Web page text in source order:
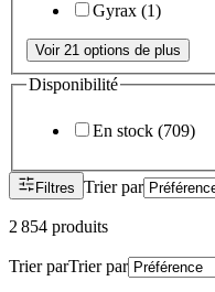
Gyrax (1)
Voir 21 options de plus
Disponibilité
En stock (709)
Filtres Trier par
2 854 produits
Trier parTrier par